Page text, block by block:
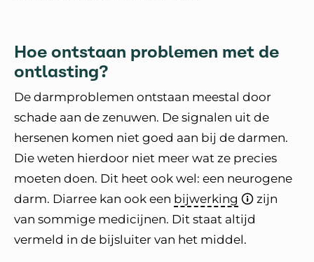
Hoe ontstaan problemen met de
ontlasting?
De darmproblemen ontstaan meestal door
schade aan de zenuwen. De signalen uit de
hersenen komen niet goed aan bij de darmen.
Die weten hierdoor niet meer wat ze precies
moeten doen. Dit heet ook wel: een neurogene
darm. Diarree kan ook een bijwerking
zijn
van sommige medicijnen. Dit staat altijd
vermeld in de bijsluiter van het middel.